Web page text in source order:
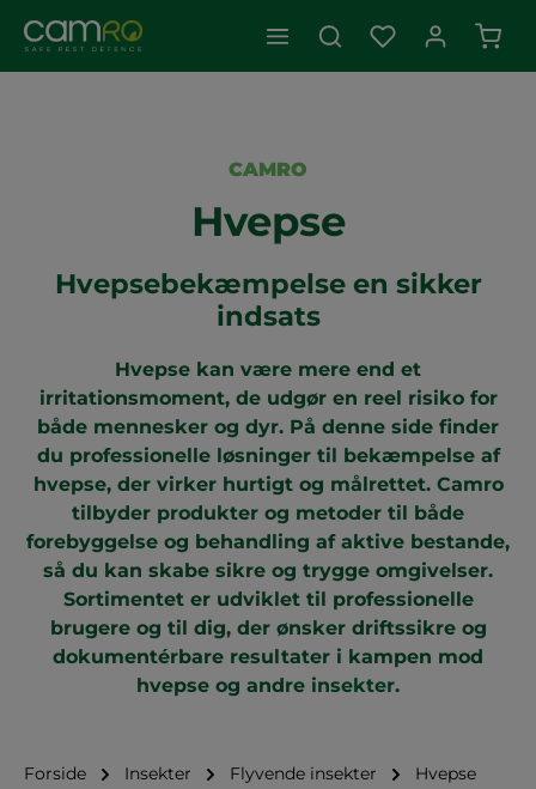
CAMRO
Hvepse
Hvepsebekæmpelse en sikker
indsats
Hvepse kan være mere end et
irritationsmoment, de udgør en reel risiko for
både mennesker og dyr. På denne side finder
du professionelle løsninger til bekæmpelse af
hvepse, der virker hurtigt og målrettet. Camro
tilbyder produkter og metoder til både
forebyggelse og behandling af aktive bestande,
så du kan skabe sikre og trygge omgivelser.
Sortimentet er udviklet til professionelle
brugere og til dig, der ønsker driftssikre og
dokumentérbare resultater i kampen mod
hvepse og andre insekter.
Forside Insekter Flyvende insekter Hvepse